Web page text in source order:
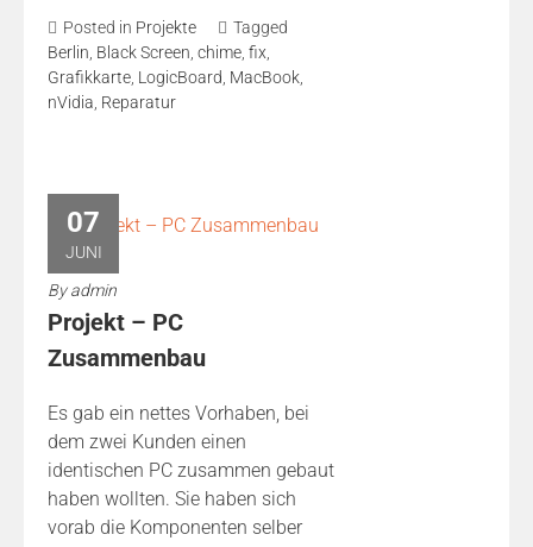
Posted in Projekte
Tagged
Berlin Black Screen chime fix
Grafikkarte LogicBoard MacBook
nVidia Reparatur
07
JUNI
Byadmin
Projekt – PC
Zusammenbau
Es gab ein nettes Vorhaben, bei
dem zwei Kunden einen
identischen PC zusammen gebaut
haben wollten. Sie haben sich
vorab die Komponenten selber